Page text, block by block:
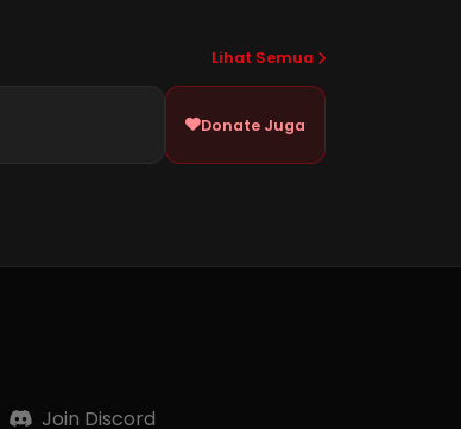
Lihat Semua
Donate Juga
Join Discord